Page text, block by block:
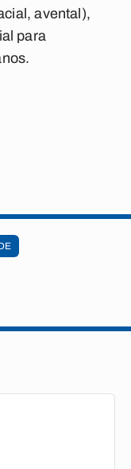
avental),
para